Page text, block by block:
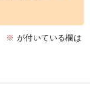
※ が付いている欄は